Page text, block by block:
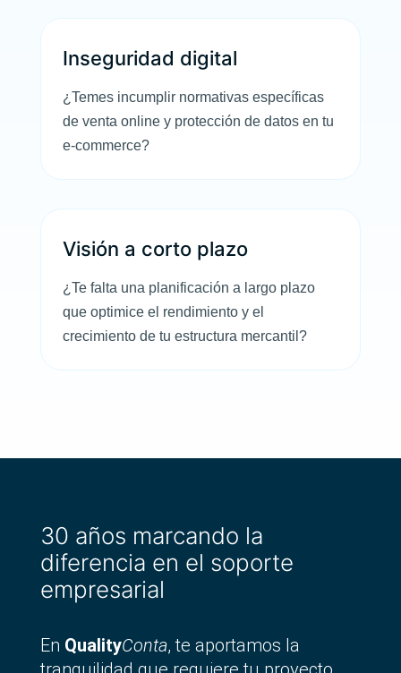
Inseguridad digital
¿Temes incumplir normativas específicas
de venta online y protección de datos en tu
e-commerce?
Visión a corto plazo
¿Te falta una planificación a largo plazo
que optimice el rendimiento y el
crecimiento de tu estructura mercantil?
30 años marcando la
diferencia en el soporte
empresarial
En QualityConta, te aportamos la